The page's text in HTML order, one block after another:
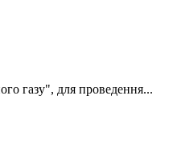
газу", для проведення...